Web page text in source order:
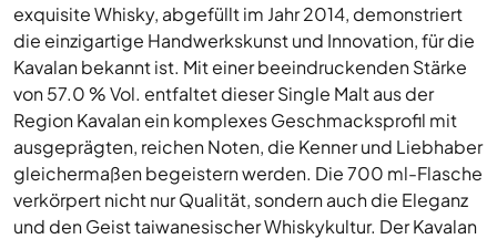
exquisite Whisky, abgefüllt im Jahr 2014, demonstriert
die einzigartige Handwerkskunst und Innovation, für die
Kavalan bekannt ist. Mit einer beeindruckenden Stärke
von 57.0 % Vol. entfaltet dieser Single Malt aus der
Region Kavalan ein komplexes Geschmacksprofil mit
ausgeprägten, reichen Noten, die Kenner und Liebhaber
gleichermaßen begeistern werden. Die 700 ml-Flasche
verkörpert nicht nur Qualität, sondern auch die Eleganz
und den Geist taiwanesischer Whiskykultur. Der Kavalan